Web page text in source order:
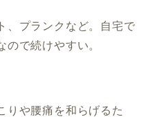
、プランクなど。自宅で
ので続けやすい。
りや腰痛を和らげるた